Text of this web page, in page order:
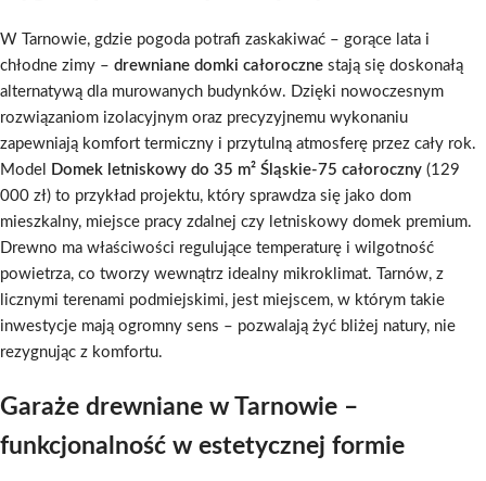
W Tarnowie, gdzie pogoda potrafi zaskakiwać – gorące lata i
chłodne zimy – drewniane domki całoroczne stają się doskonałą
alternatywą dla murowanych budynków. Dzięki nowoczesnym
rozwiązaniom izolacyjnym oraz precyzyjnemu wykonaniu
zapewniają komfort termiczny i przytulną atmosferę przez cały rok.
Model
Domek letniskowy do 35 m² Śląskie-75 całoroczny (129
000 zł) to przykład projektu, który sprawdza się jako dom
mieszkalny, miejsce pracy zdalnej czy letniskowy domek premium.
Drewno ma właściwości regulujące temperaturę i wilgotność
powietrza, co tworzy wewnątrz idealny mikroklimat. Tarnów, z
licznymi terenami podmiejskimi, jest miejscem, w którym takie
inwestycje mają ogromny sens – pozwalają żyć bliżej natury, nie
rezygnując z komfortu.
Garaże drewniane w Tarnowie –
funkcjonalność w estetycznej formie